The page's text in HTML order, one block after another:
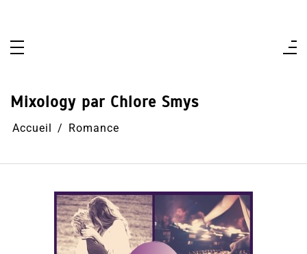
Mixology par Chlore Smys
Accueil Romance